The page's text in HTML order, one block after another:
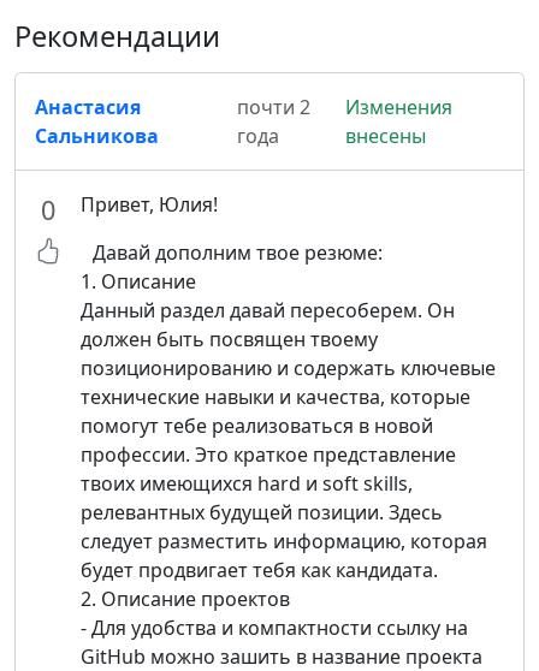
Рекомендации
Анастасия
Сальникова
почти 2
года
Изменения
внесены
0
Привет, Юлия!
Давай дополним твое резюме:
1. Описание
Данный раздел давай пересоберем. Он
должен быть посвящен твоему
позиционированию и содержать ключевые
технические навыки и качества, которые
помогут тебе реализоваться в новой
профессии. Это краткое представление
твоих имеющихся hard и soft skills,
релевантных будущей позиции. Здесь
следует разместить информацию, которая
будет продвигает тебя как кандидата.
2. Описание проектов
- Для удобства и компактности ссылку на
GitHub можно зашить в название проекта